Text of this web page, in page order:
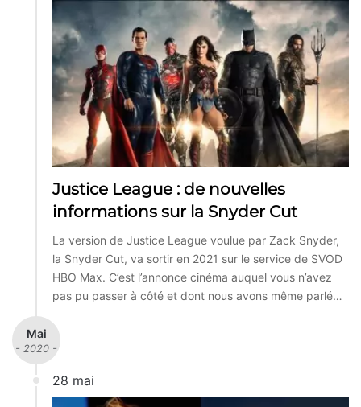
Justice League : de nouvelles
informations sur la Snyder Cut
La version de Justice League voulue par Zack Snyder,
la Snyder Cut, va sortir en 2021 sur le service de SVOD
HBO Max. C’est l’annonce cinéma auquel vous n’avez
pas pu passer à côté et dont nous avons même parlé…
Mai
- 2020 -
28 mai